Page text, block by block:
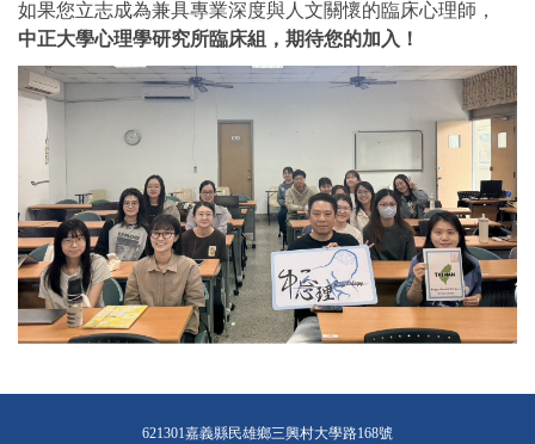
如果您立志成為兼具專業深度與人文關懷的臨床心理師，
中正大學心理學研究所臨床組，期待您的加入！
621301嘉義縣民雄鄉三興村大學路168號